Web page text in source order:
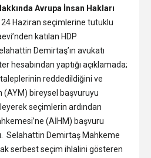
Avrupa İnsan Hakları
24 Haziran seçimlerine tutuklu
katılan HDP
Demirtaş’ın avukatı
hesabından yaptığı açıklamada;
reddedildiğini ve
(AYM) bireysel başvuruyu
seçimlerin ardından
(AİHM) başvuru
Selahattin Demirtaş Mahkeme
serbest seçim ihlalini gösteren